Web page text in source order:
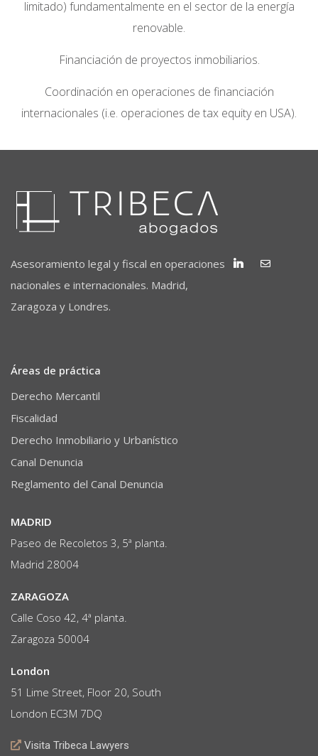
limitado) fundamentalmente en el sector de la energía
renovable.
Financiación de proyectos inmobiliarios.
Coordinación en operaciones de financiación
internacionales (i.e. operaciones de tax equity en USA).
Asesoramiento legal y fiscal en operaciones
nacionales e internacionales. Madrid,
Zaragoza y Londres.
Áreas de práctica
Derecho Mercantil
Fiscalidad
Derecho Inmobiliario y Urbanístico
Canal Denuncia
Reglamento del Canal Denuncia
MADRID
Paseo de Recoletos 3, 5ª planta.
Madrid 28004
ZARAGOZA
Calle Coso 42, 4ª planta.
Zaragoza 50004
London
51 Lime Street, Floor 20, South
London EC3M 7DQ
Visita Tribeca Lawyers